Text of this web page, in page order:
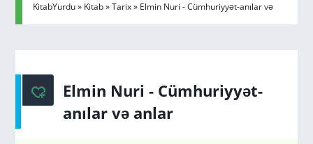
KitabYurdu» Kitab»Tarix» Elmin Nuri - Cümhuriyyət-anılar və
Elmin Nuri - Cümhuriyyət-
anılar və anlar